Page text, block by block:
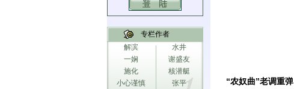
专栏作者
解滨
水井
一娴
谢盛友
施化
核潜艇
小心谨慎
张平
“农奴曲”老调重弹